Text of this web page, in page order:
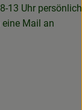
13 Uhr persönlich
Mail an